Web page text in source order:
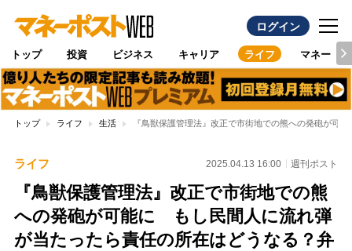
ログイン
トップ 投資 ビジネス キャリア ライフ マネー
トップ ライフ 生活 『鳥獣保護管理法』改正で市街地での熊への発砲が可
ライフ 2025.04.13 16:00 週刊ポスト
『鳥獣保護管理法』改正で市街地での熊
への発砲が可能に もし民間人に流れ弾
が当たったら責任の所在はどうなる？弁